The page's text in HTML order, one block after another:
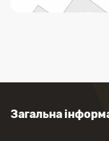
Загальна